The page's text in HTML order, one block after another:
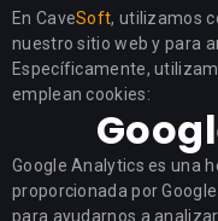
En CaveSoft, utilizamos
nuestro sitio web y para
Específicamente,
emplean cookies:
Google Analytics es una
proporcionada por
para ayudarnos a